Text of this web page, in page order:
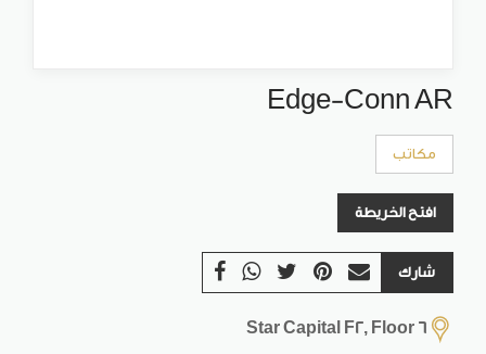
Edge-Conn AR
مكاتب
افتح الخريطة
شارك
Star Capital F2, Floor 6